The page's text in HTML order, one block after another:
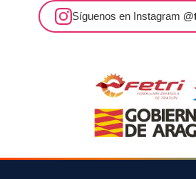
Síguenos en Instagram